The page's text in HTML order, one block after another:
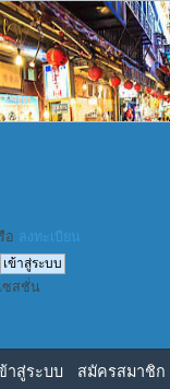
อ ลงทะเบียน
ซสชั่น
าสู่ระบบ สมัครสมาชิก